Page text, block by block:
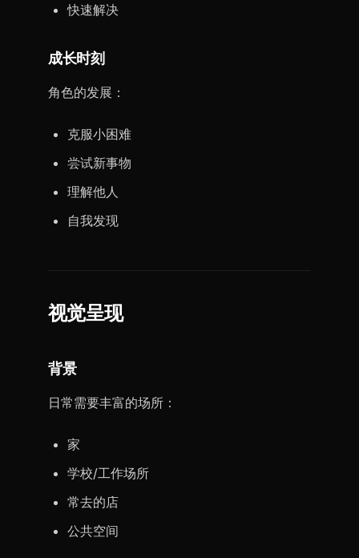
快速解决
成长时刻
角色的发展：
克服小困难
尝试新事物
理解他人
自我发现
视觉呈现
背景
日常需要丰富的场所：
家
学校/工作场所
常去的店
公共空间